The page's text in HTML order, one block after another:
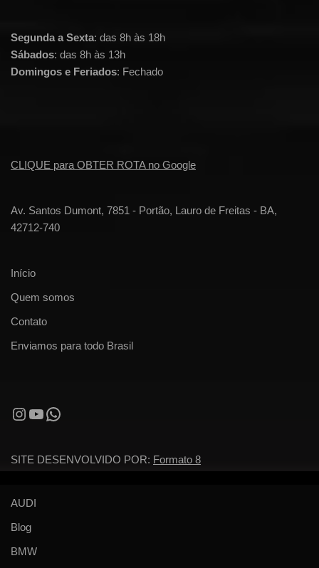
Segunda a Sexta: das 8h às 18h
Sábados: das 8h às 13h
Domingos e Feriados: Fechado
CLIQUE para OBTER ROTA no Google
Av. Santos Dumont, 7851 - Portão, Lauro de Freitas - BA,
42712-740
Início
Quem somos
Contato
Enviamos para todo Brasil
SITE DESENVOLVIDO POR: Formato 8
AUDI
Blog
BMW